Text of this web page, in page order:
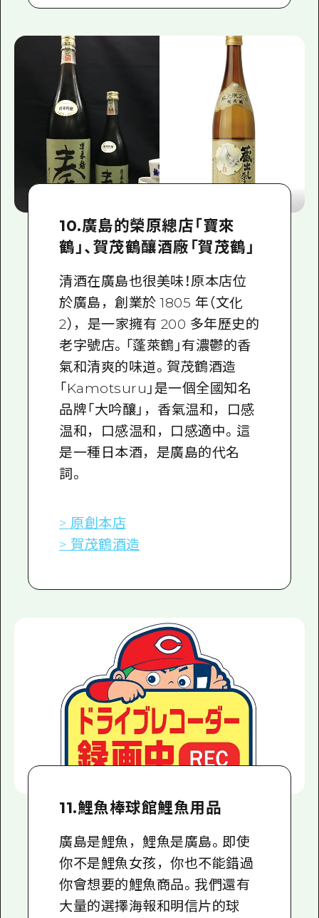
10.廣島的榮原總店「寶來
鶴」、賀茂鶴釀酒廠「賀茂鶴」
清酒在廣島也很美味！原本店位
於廣島，創業於 1805 年（文化
2），是一家擁有 200 多年歷史的
老字號店。「蓬萊鶴」有濃鬱的香
氣和清爽的味道。賀茂鶴酒造
「Kamotsuru」是一個全國知名
品牌「大吟釀」，香氣温和，口感
温和，口感温和，口感適中。這
是一種日本酒，是廣島的代名
詞。
> 原創本店
> 賀茂鶴酒造
11.鯉魚棒球館鯉魚用品
廣島是鯉魚，鯉魚是廣島。即使
你不是鯉魚女孩，你也不能錯過
你會想要的鯉魚商品。我們還有
大量的選擇海報和明信片的球